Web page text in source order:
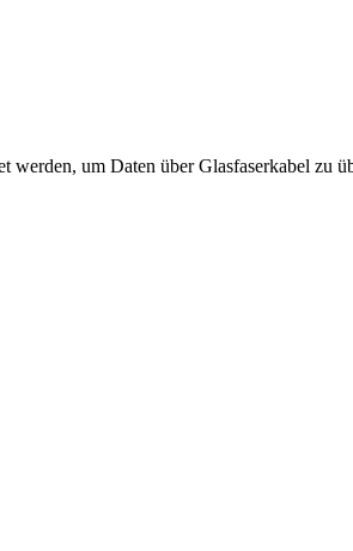
um Daten über Glasfaserkabel zu